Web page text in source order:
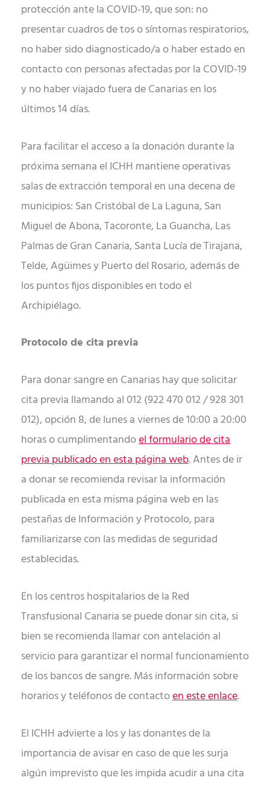
protección ante la COVID-19, que son: no
presentar cuadros de tos o síntomas respiratorios,
no haber sido diagnosticado/a o haber estado en
contacto con personas afectadas por la COVID-19
y no haber viajado fuera de Canarias en los
últimos 14 días.
Para facilitar el acceso a la donación durante la
próxima semana el ICHH mantiene operativas
salas de extracción temporal en una decena de
municipios: San Cristóbal de La Laguna, San
Miguel de Abona, Tacoronte, La Guancha, Las
Palmas de Gran Canaria, Santa Lucía de Tirajana,
Telde, Agüimes y Puerto del Rosario, además de
los puntos fijos disponibles en todo el
Archipiélago.
Protocolo de cita previa
Para donar sangre en Canarias hay que solicitar
cita previa llamando al 012 (922 470 012 / 928 301
012), opción 8, de lunes a viernes de 10:00 a 20:00
horas o cumplimentandoel formulario de cita
previa publicado en esta página web. Antes de ir
a donar se recomienda revisar la información
publicada en esta misma página web en las
pestañas de Información y Protocolo, para
familiarizarse con las medidas de seguridad
establecidas.
En los centros hospitalarios de la Red
Transfusional Canaria se puede donar sin cita, si
bien se recomienda llamar con antelación al
servicio para garantizar el normal funcionamiento
de los bancos de sangre. Más información sobre
horarios y teléfonos de contactoen este enlace.
El ICHH advierte a los y las donantes de la
importancia de avisar en caso de que les surja
algún imprevisto que les impida acudir a una cita